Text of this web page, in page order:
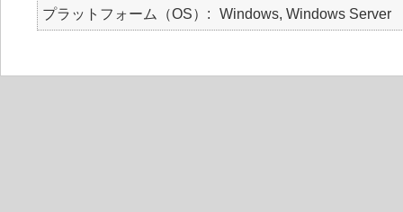
プラットフォーム（OS） Windows, Windows Server